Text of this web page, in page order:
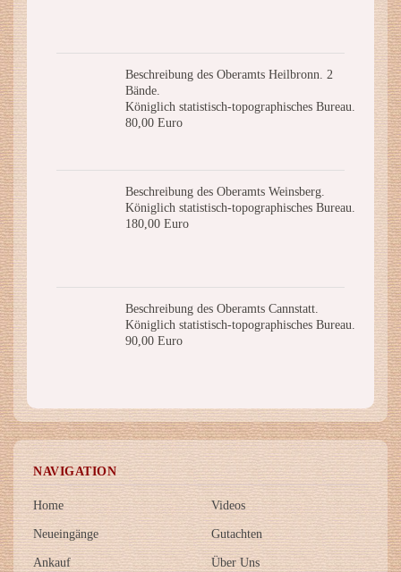
Beschreibung des Oberamts Heilbronn. 2
Bände.
Königlich statistisch-topographisches Bureau.
80,00 Euro
Beschreibung des Oberamts Weinsberg.
Königlich statistisch-topographisches Bureau.
180,00 Euro
Beschreibung des Oberamts Cannstatt.
Königlich statistisch-topographisches Bureau.
90,00 Euro
NAVIGATION
Home
Neueingänge
Ankauf
Videos
Gutachten
Über Uns